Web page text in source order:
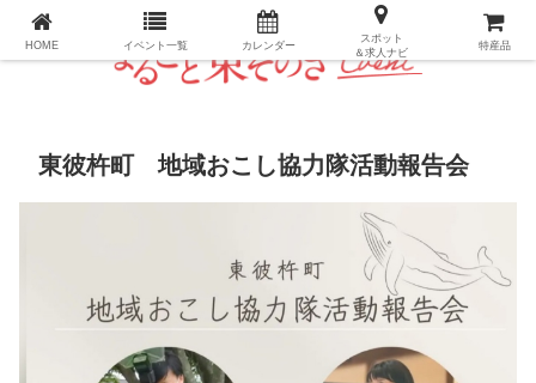
長崎県・東彼杵町のパーフェクトイベントガイド
東彼杵町 地域おこし協力隊活動報告会
HOME イベント一覧 カレンダー
スポット
＆求人ナビ
特産品